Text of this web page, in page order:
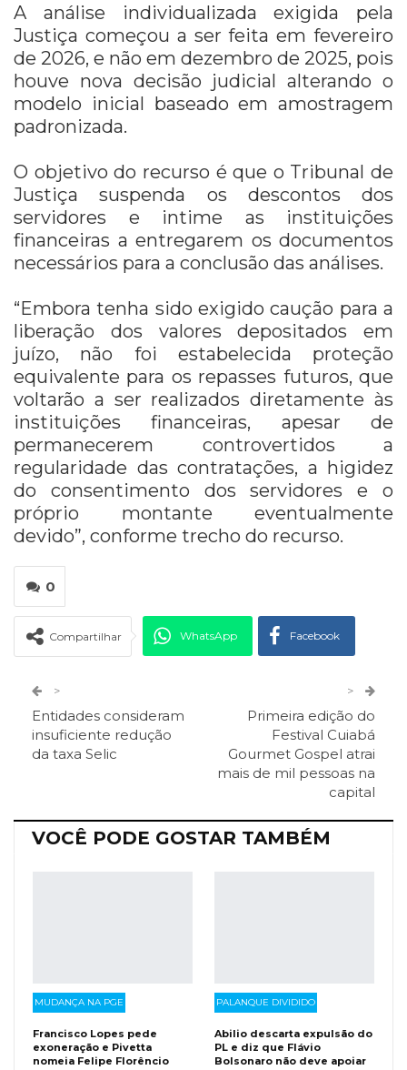
A análise individualizada exigida pela
Justiça começou a ser feita em fevereiro
de 2026, e não em dezembro de 2025, pois
houve nova decisão judicial alterando o
modelo inicial baseado em amostragem
padronizada.
O objetivo do recurso é que o Tribunal de
Justiça suspenda os descontos dos
servidores e intime as instituições
financeiras a entregarem os documentos
necessários para a conclusão das análises.
“Embora tenha sido exigido caução para a
liberação dos valores depositados em
juízo, não foi estabelecida proteção
equivalente para os repasses futuros, que
voltarão a ser realizados diretamente às
instituições financeiras, apesar de
permanecerem controvertidos a
regularidade das contratações, a higidez
do consentimento dos servidores e o
próprio montante eventualmente
devido”, conforme trecho do recurso.
0
Compartilhar WhatsApp Facebook
ReddIt
Viber O email
>
Entidades consideram
insuficiente redução
da taxa Selic
>
Primeira edição do
Festival Cuiabá
Gourmet Gospel atrai
mais de mil pessoas na
capital
VOCÊ PODE GOSTAR TAMBÉM
MUDANÇA NA PGE
Francisco Lopes pede
exoneração e Pivetta
nomeia Felipe Florêncio
PALANQUE DIVIDIDO
Abilio descarta expulsão do
PL e diz que Flávio
Bolsonaro não deve apoiar